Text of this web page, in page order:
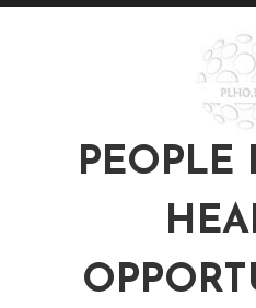
Перейти
PEOPLE